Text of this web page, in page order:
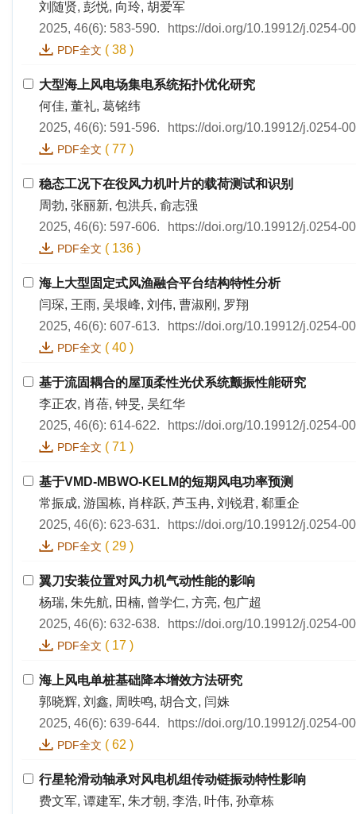
刘随贤, 彭悦, 向玲, 胡爱军
2025, 46(6): 583-590.
https://doi.org/10.19912/j.0254-
PDF全文 ( 38 )
大型海上风电场集电系统拓扑优化研究
何佳, 董礼, 葛铭纬
2025, 46(6): 591-596.
https://doi.org/10.19912/j.0254-
PDF全文 ( 77 )
稳态工况下在役风力机叶片的载荷测试和识别
周勃, 张丽新, 包洪兵, 俞志强
2025, 46(6): 597-606.
https://doi.org/10.19912/j.0254-
PDF全文 ( 136 )
海上大型固定式风渔融合平台结构特性分析
闫琛, 王雨, 吴垠峰, 刘伟, 曹淑刚, 罗翔
2025, 46(6): 607-613.
https://doi.org/10.19912/j.0254-
PDF全文 ( 40 )
基于流固耦合的屋顶柔性光伏系统颤振性能研究
李正农, 肖蓓, 钟旻, 吴红华
2025, 46(6): 614-622.
https://doi.org/10.19912/j.0254-
PDF全文 ( 71 )
基于VMD-MBWO-KELM的短期风电功率预测
常振成, 游国栋, 肖梓跃, 芦玉冉, 刘锐君, 郗重企
2025, 46(6): 623-631.
https://doi.org/10.19912/j.0254-
PDF全文 ( 29 )
翼刀安装位置对风力机气动性能的影响
杨瑞, 朱先航, 田楠, 曾学仁, 方亮, 包广超
2025, 46(6): 632-638.
https://doi.org/10.19912/j.0254-
PDF全文 ( 17 )
海上风电单桩基础降本增效方法研究
郭晓辉, 刘鑫, 周昳鸣, 胡合文, 闫姝
2025, 46(6): 639-644.
https://doi.org/10.19912/j.0254-
PDF全文 ( 62 )
行星轮滑动轴承对风电机组传动链振动特性影响
费文军, 谭建军, 朱才朝, 李浩, 叶伟, 孙章栋